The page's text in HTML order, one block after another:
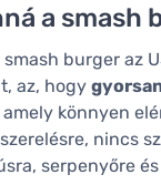
a smash
burger az
az, hogy
amely könnyen
nincs
serpenyőre